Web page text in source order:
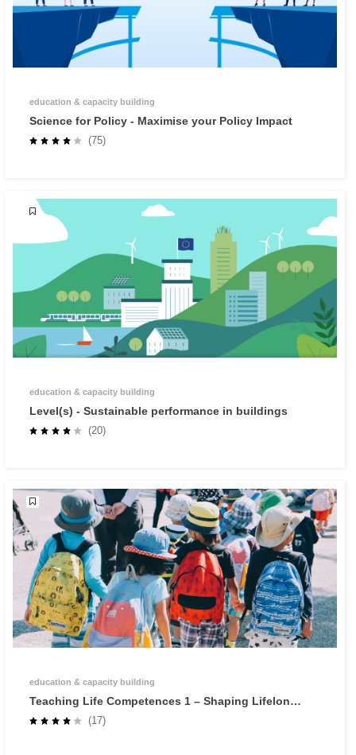
education & capacity building
Science for Policy - Maximise your Policy Impact
(75)
education & capacity building
Level(s) - Sustainable performance in buildings
(20)
education & capacity building
Teaching Life Competences 1 – Shaping Lifelong
Learners through Self-Regulated Learning
(17)